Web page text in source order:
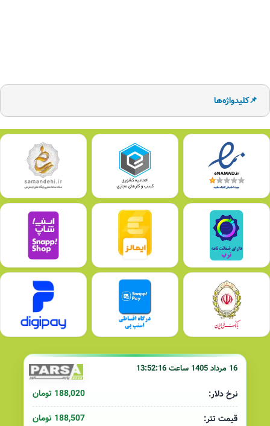
📌کلیدواژه‌ها
16 مرداد 1405 ساعت 13:52:16
نرخ دلار:
188,020 تومان
قیمت تتر:
188,507 تومان